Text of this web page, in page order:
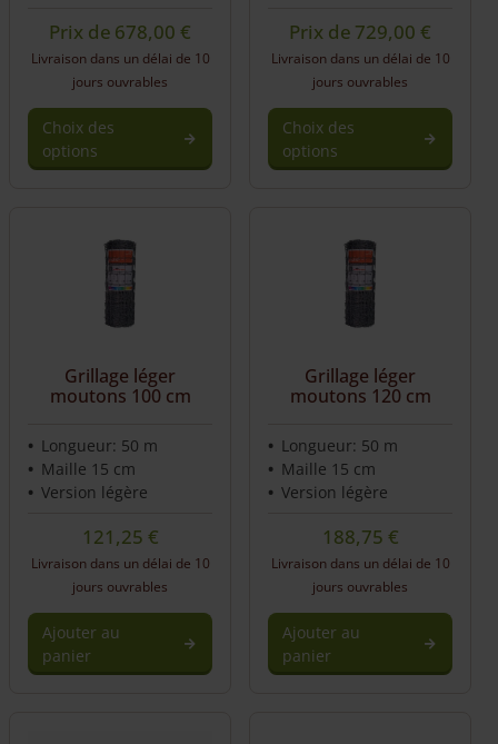
Prix de 678,00€
Livraison dans un délai de 10
jours ouvrables
Choix des
options
Prix de 729,00€
Livraison dans un délai de 10
jours ouvrables
Choix des
options
Grillage léger
moutons 100 cm
Longueur: 50 m
Maille 15 cm
Version légère
121,25 €
Livraison dans un délai de 10
jours ouvrables
Ajouter au
panier
Grillage léger
moutons 120 cm
Longueur: 50 m
Maille 15 cm
Version légère
188,75 €
Livraison dans un délai de 10
jours ouvrables
Ajouter au
panier